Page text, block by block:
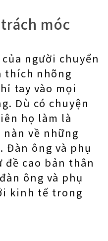
móc
người chuyển
thích nhõng
tay vào mọi
Dù có chuyện
họ làm là
về những
ông và phụ
cao bản thân
ông và phụ
kinh tế trong